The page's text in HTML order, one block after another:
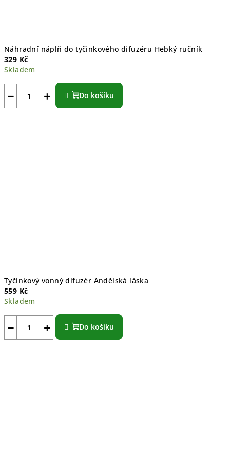
Náhradní náplň do tyčinkového difuzéru Hebký ručník
329 Kč
Skladem
+
− Do košíku
Tyčinkový vonný difuzér Andělská láska
559 Kč
Skladem
produktu
je
+
− Do košíku